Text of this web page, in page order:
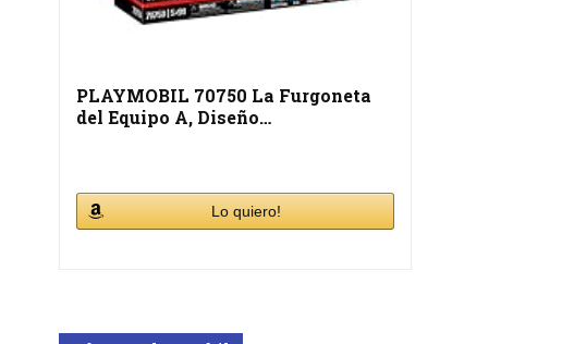
PLAYMOBIL 70750 La Furgoneta
del Equipo A, Diseño…
Lo quiero!